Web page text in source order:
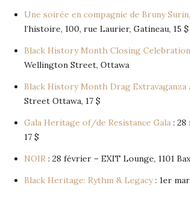
Une soirée en compagnie de Bruny
l’histoire, 100, rue Laurier, Gatineau, 15 $
Black History Month Closing
Wellington Street, Ottawa
Black History Month Drag Extravaganza
Street Ottawa, 17 $
Gala Heritage of/de Resistance Gala :
17 $
NOIR : 28 février – EXIT Lounge, 1101
Black Heritage: Rythm & Legacy: 1er